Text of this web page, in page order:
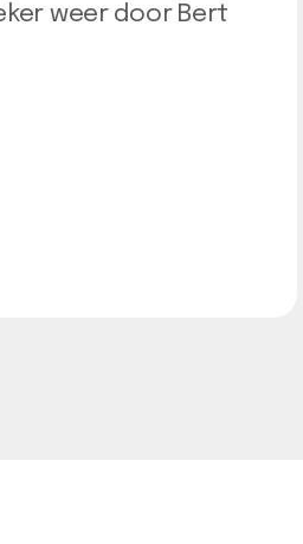
weer door Bert